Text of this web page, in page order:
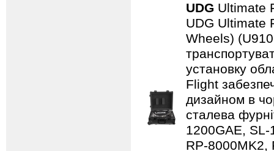
UDG Ultimate
UDG Ultimate
Wheels)
установку
Flight
дизайном в
сталева
1200GAE,
RP-8000MK2,